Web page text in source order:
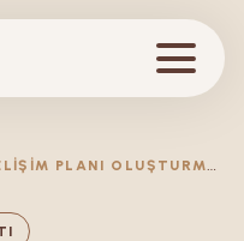
K
IŞISEL GELIŞIM PLANI OLUŞTURMAK NEDEN ÖNEMLIDIR?